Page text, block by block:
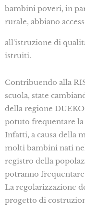
bambini poveri, in
rurale, abbiano
all'istruzione di
istruiti.
Contribuendo alla
scuola, state
della regione
potuto frequentare la
Infatti, a causa della
molti bambini nati
registro della
potranno frequentare
La regolarizzazione
progetto di